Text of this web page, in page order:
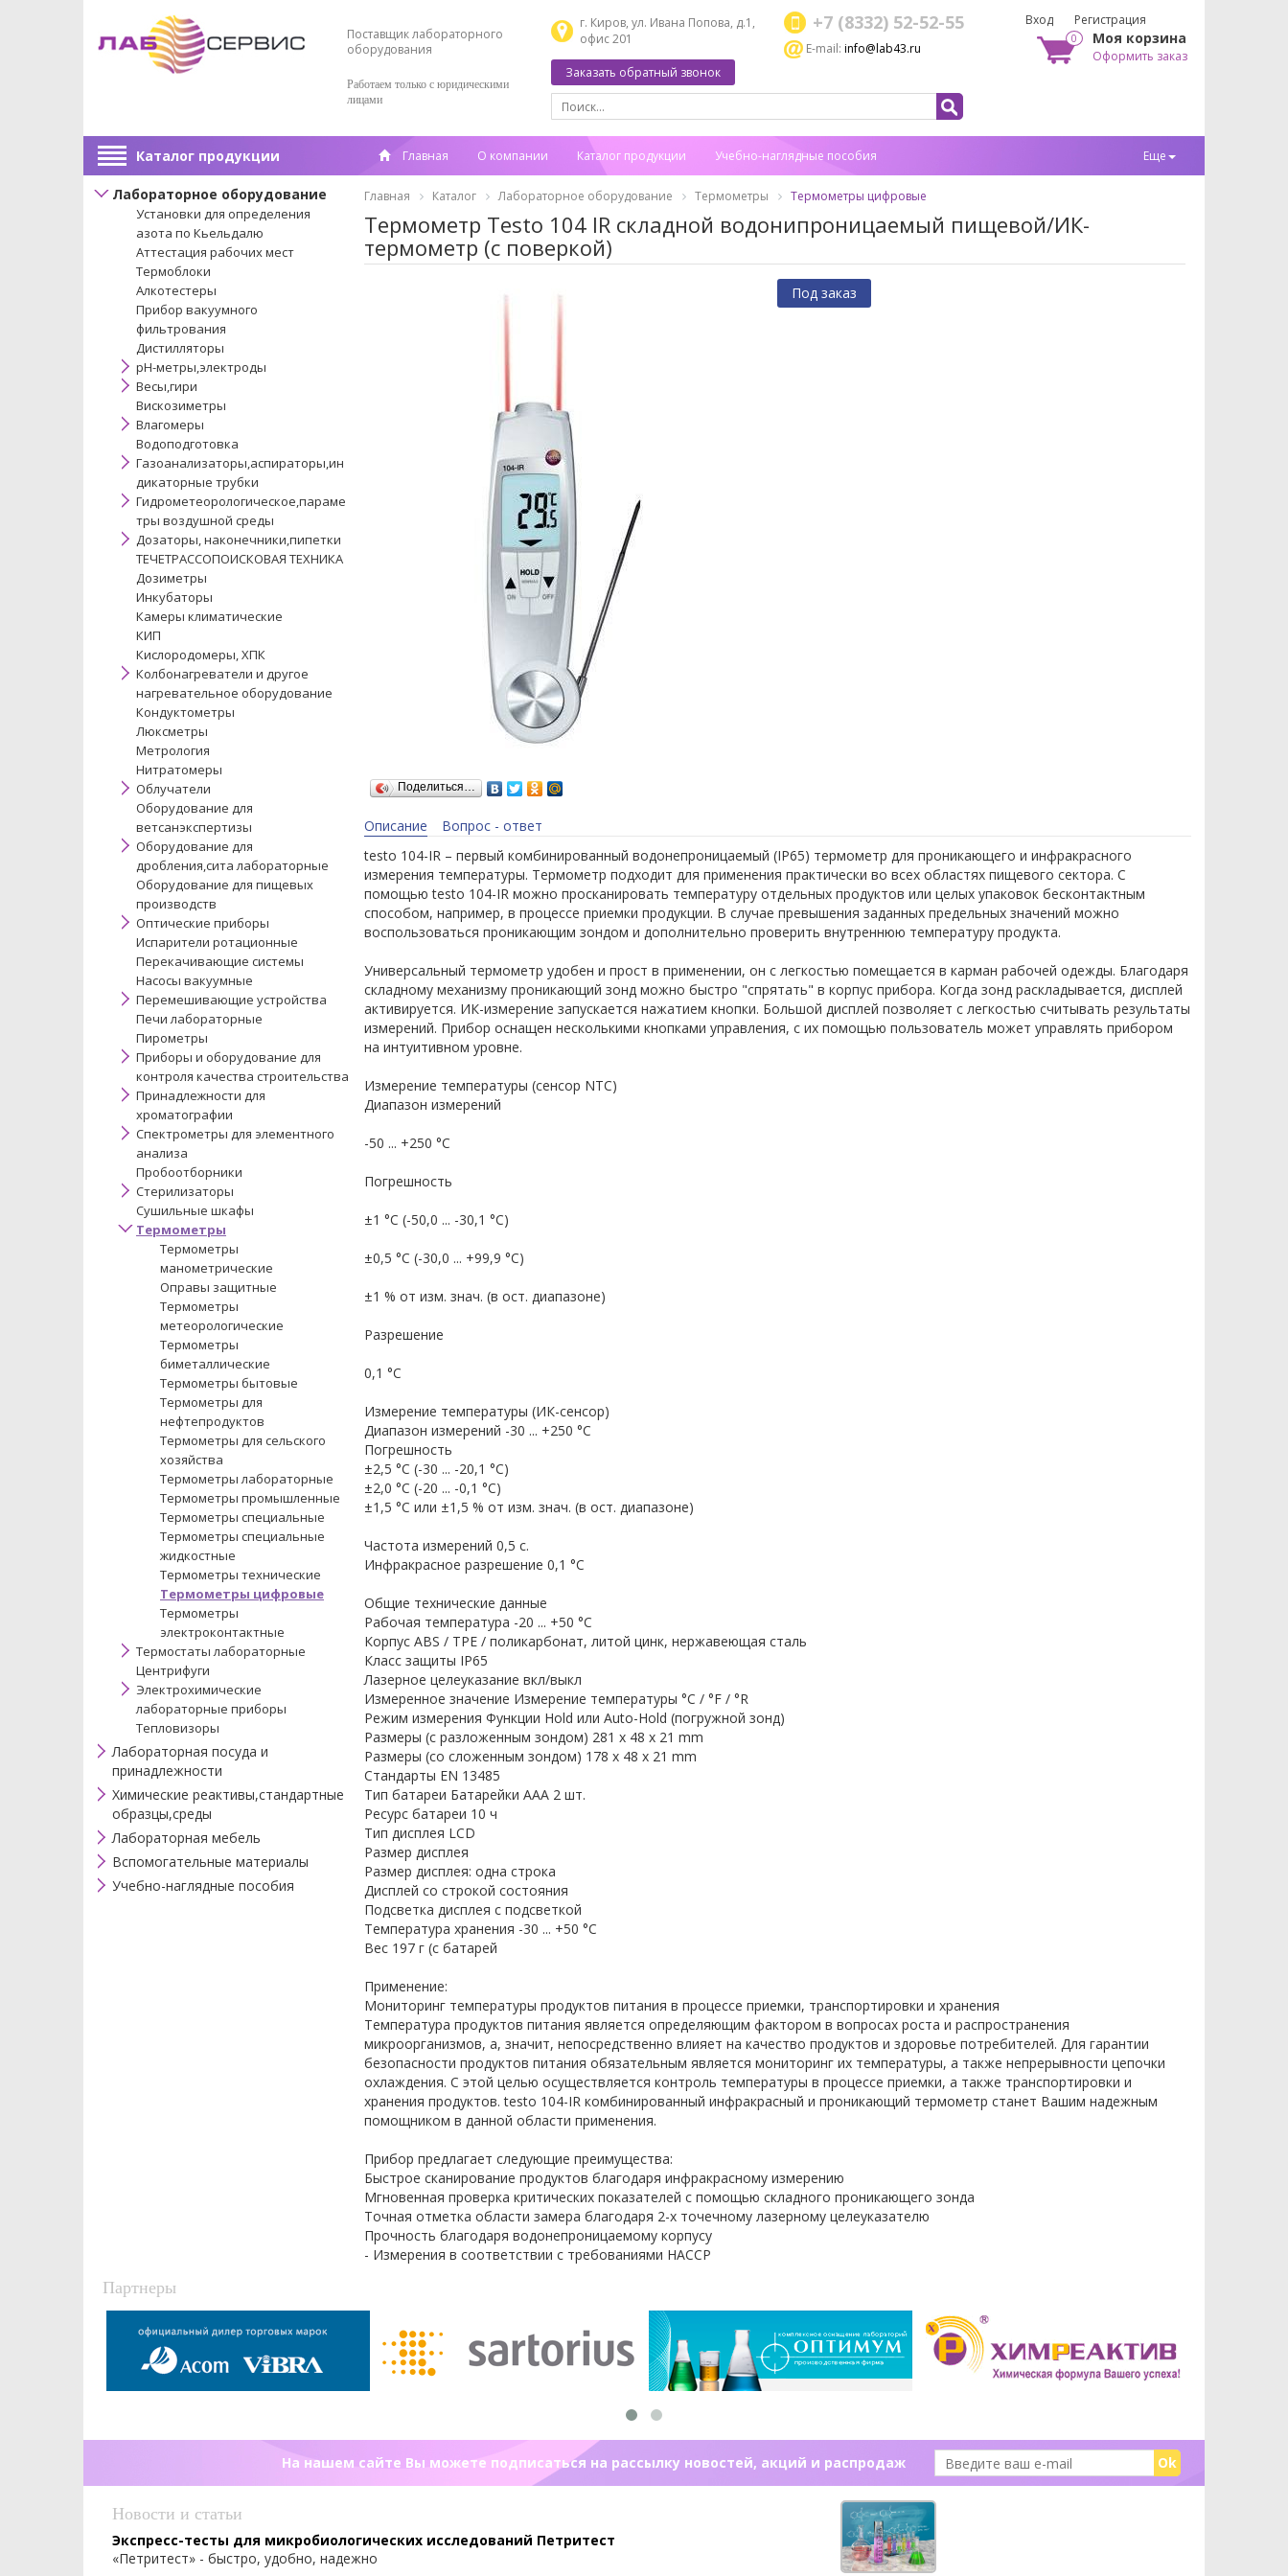
Поставщик лабораторного
оборудования
Работаем только с юридическими
лицами
г. Киров, ул. Ивана Попова, д.1,
офис 201
+7 (8332) 52-52-55
E-mail:info@lab43.ru
Заказать обратный звонок
Вход Регистрация
0 Моя корзина
Оформить заказ
Каталог продукции Главная О компании Каталог продукции Учебно-наглядные пособия Еще
Лабораторное оборудование
Установки для определения
азота по Кьельдалю
Аттестация рабочих мест
Термоблоки
Алкотестеры
Прибор вакуумного
фильтрования
Дистилляторы
pH-метры,электроды
Весы,гири
Вискозиметры
Влагомеры
Водоподготовка
Газоанализаторы,аспираторы,ин
дикаторные трубки
Гидрометеорологическое,параме
тры воздушной среды
Дозаторы, наконечники,пипетки
ТЕЧЕТРАССОПОИСКОВАЯ ТЕХНИКА
Дозиметры
Инкубаторы
Камеры климатические
КИП
Кислородомеры, ХПК
Колбонагреватели и другое
нагревательное оборудование
Кондуктометры
Люксметры
Метрология
Нитратомеры
Облучатели
Оборудование для
ветсанэкспертизы
Оборудование для
дробления,сита лабораторные
Оборудование для пищевых
производств
Оптические приборы
Испарители ротационные
Перекачивающие системы
Насосы вакуумные
Перемешивающие устройства
Печи лабораторные
Пирометры
Приборы и оборудование для
контроля качества строительства
Принадлежности для
хроматографии
Спектрометры для элементного
анализа
Пробоотборники
Стерилизаторы
Сушильные шкафы
Термометры
Термометры
манометрические
Оправы защитные
Термометры
метеорологические
Термометры
биметаллические
Термометры бытовые
Термометры для
нефтепродуктов
Термометры для сельского
хозяйства
Термометры лабораторные
Термометры промышленные
Термометры специальные
Термометры специальные
жидкостные
Термометры технические
Термометры цифровые
Термометры
электроконтактные
Термостаты лабораторные
Центрифуги
Электрохимические
лабораторные приборы
Тепловизоры
Лабораторная посуда и
принадлежности
Химические реактивы,стандартные
образцы,среды
Лабораторная мебель
Вспомогательные материалы
Учебно-наглядные пособия
Главная Каталог Лабораторное оборудование Термометры Термометры цифровые
Термометр Testo 104 IR складной водонипроницаемый пищевой/ИК-
термометр (с поверкой)
Поделиться…
Под заказ
Описание
Вопрос - ответ
testo 104-IR – первый комбинированный водонепроницаемый (IP65) термометр для проникающего и инфракрасного
измерения температуры. Термометр подходит для применения практически во всех областях пищевого сектора. С
помощью testo 104-IR можно просканировать температуру отдельных продуктов или целых упаковок бесконтактным
способом, например, в процессе приемки продукции. В случае превышения заданных предельных значений можно
воспользоваться проникающим зондом и дополнительно проверить внутреннюю температуру продукта.
Универсальный термометр удобен и прост в применении, он с легкостью помещается в карман рабочей одежды. Благодаря
складному механизму проникающий зонд можно быстро "спрятать" в корпус прибора. Когда зонд раскладывается, дисплей
активируется. ИК-измерение запускается нажатием кнопки. Большой дисплей позволяет с легкостью считывать результаты
измерений. Прибор оснащен несколькими кнопками управления, с их помощью пользователь может управлять прибором
на интуитивном уровне.
Измерение температуры (сенсор NTC)
Диапазон измерений
-50 ... +250 °C
Погрешность
±1 °C (-50,0 ... -30,1 °C)
±0,5 °C (-30,0 ... +99,9 °C)
±1 % от изм. знач. (в ост. диапазоне)
Разрешение
0,1 °C
Измерение температуры (ИК-сенсор)
Диапазон измерений -30 ... +250 °C
Погрешность
±2,5 °C (-30 ... -20,1 °C)
±2,0 °C (-20 ... -0,1 °C)
±1,5 °C или ±1,5 % от изм. знач. (в ост. диапазоне)
Частота измерений 0,5 с.
Инфракрасное разрешение 0,1 °C
Общие технические данные
Рабочая температура -20 ... +50 °C
Корпус ABS / TPE / поликарбонат, литой цинк, нержавеющая сталь
Класс защиты IP65
Лазерное целеуказание вкл/выкл
Измеренное значение Измерение температуры °C / °F / °R
Режим измерения Функции Hold или Auto-Hold (погружной зонд)
Размеры (с разложенным зондом) 281 x 48 x 21 mm
Размеры (со сложенным зондом) 178 x 48 x 21 mm
Стандарты EN 13485
Тип батареи Батарейки ААА 2 шт.
Ресурс батареи 10 ч
Тип дисплея LCD
Размер дисплея
Размер дисплея: одна строка
Дисплей со строкой состояния
Подсветка дисплея с подсветкой
Температура хранения -30 ... +50 °C
Вес 197 г (с батарей
Применение:
Мониторинг температуры продуктов питания в процессе приемки, транспортировки и хранения
Температура продуктов питания является определяющим фактором в вопросах роста и распространения
микроорганизмов, а, значит, непосредственно влияет на качество продуктов и здоровье потребителей. Для гарантии
безопасности продуктов питания обязательным является мониторинг их температуры, а также непрерывности цепочки
охлаждения. С этой целью осуществляется контроль температуры в процессе приемки, а также транспортировки и
хранения продуктов. testo 104-IR комбинированный инфракрасный и проникающий термометр станет Вашим надежным
помощником в данной области применения.
Прибор предлагает следующие преимущества:
Быстрое сканирование продуктов благодаря инфракрасному измерению
Мгновенная проверка критических показателей с помощью складного проникающего зонда
Точная отметка области замера благодаря 2-х точечному лазерному целеуказателю
Прочность благодаря водонепроницаемому корпусу
- Измерения в соответствии с требованиями HACCP
Партнеры
На нашем сайте Вы можете подписаться на рассылку новостей, акций и распродаж Ok
Новости и статьи
Экспресс-тесты для микробиологических исследований Петритест
«Петритест» - быстро, удобно, надежно